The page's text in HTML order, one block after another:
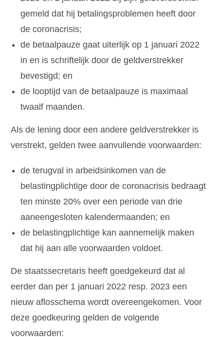
gemeld dat hij betalingsproblemen heeft door
de coronacrisis;
de betaalpauze gaat uiterlijk op 1 januari 2022
in en is schriftelijk door de geldverstrekker
bevestigd; en
de looptijd van de betaalpauze is maximaal
twaalf maanden.
Als de lening door een andere geldverstrekker is
verstrekt, gelden twee aanvullende voorwaarden:
de terugval in arbeidsinkomen van de
belastingplichtige door de coronacrisis bedraagt
ten minste 20% over een periode van drie
aaneengesloten kalendermaanden; en
de belastingplichtige kan aannemelijk maken
dat hij aan alle voorwaarden voldoet.
De staatssecretaris heeft goedgekeurd dat al
eerder dan per 1 januari 2022 resp. 2023 een
nieuw aflosschema wordt overeengekomen. Voor
deze goedkeuring gelden de volgende
voorwaarden: